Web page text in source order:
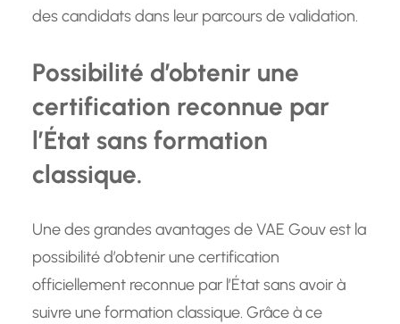
des candidats dans leur parcours de validation.
Possibilité d’obtenir une
certification reconnue par
l’État sans formation
classique.
Une des grandes avantages de VAE Gouv est la
possibilité d’obtenir une certification
officiellement reconnue par l’État sans avoir à
suivre une formation classique. Grâce à ce